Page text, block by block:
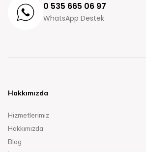
0 535 665 06 97
WhatsApp Destek
Hakkımızda
Hizmetlerimiz
Hakkımızda
Blog